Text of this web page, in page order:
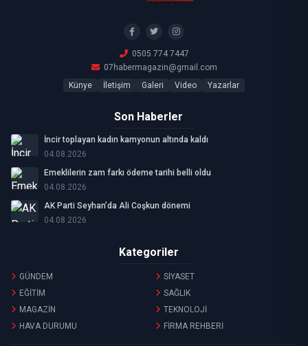
0505 774 7447
07habermagazin@gmail.com
Künye
İletişim Galeri Video Yazarlar
Son Haberler
İncir toplayan kadın kamyonun altında kaldı
04.08.2026
Emeklilerin zam farkı ödeme tarihi belli oldu
04.08.2026
AK Parti Seyhan’da Ali Coşkun dönemi
04.08.2026
Kategoriler
GÜNDEM
SİYASET
EĞİTİM
SAĞLIK
MAGAZİN
TEKNOLOJİ
HAVA DURUMU
FİRMA REHBERİ